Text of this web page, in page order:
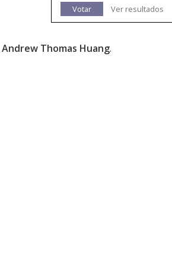
Votar
Ver resultados
Andrew Thomas Huang.